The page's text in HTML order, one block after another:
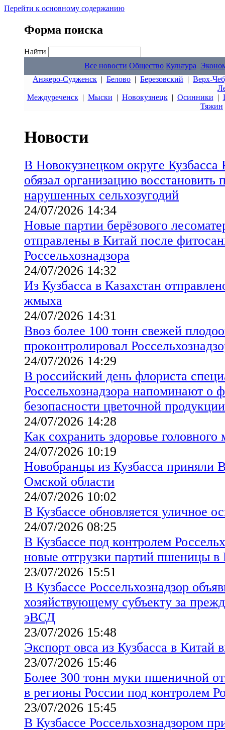
Перейти к основному содержанию
Форма поиска
Найти
Все новости Общество Культура
Анжеро-Судженск | Белово | Березовский | Верх-
Междуреченск| Мыски | Новокузнецк| Осинники |
Тяжин
Новости
В Новокузнецком округе Кузбасса
обязал организацию восстановить
нарушенных сельхозугодий
24/07/2026 14:34
Новые партии берёзового
отправлены в Китай после
Россельхознадзора
24/07/2026 14:32
Из Кузбасса в Казахстан
жмыха
24/07/2026 14:31
Ввоз более 100 тонн свежей
проконтролировал
24/07/2026 14:29
В российский день флориста
Россельхознадзора напоминают о
безопасности цветочной продукции
24/07/2026 14:28
Как сохранить здоровье головного
24/07/2026 10:19
Новобранцы из Кузбасса приняли
Омской области
24/07/2026 10:02
В Кузбассе обновляется уличное
24/07/2026 08:25
В Кузбассе под контролем
новые отгрузки партий пшеницы в
23/07/2026 15:51
В Кузбассе Россельхознадзор
хозяйствующему субъекту за
эВСД
23/07/2026 15:48
Экспорт овса из Кузбасса в Китай
23/07/2026 15:46
Более 300 тонн муки пшеничной
в регионы России под контролем
23/07/2026 15:45
В Кузбассе Россельхознадзором